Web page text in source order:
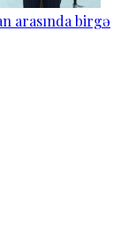
arasında birgə